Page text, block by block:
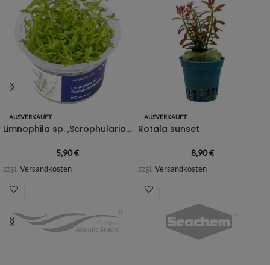
AUSVERKAUFT
Limnophila sp. ‚Scrophulariaceae‘
5,90€
zzgl. Versandkosten
AUSVERKAUFT
Rotala sunset
8,90€
zzgl. Versandkosten